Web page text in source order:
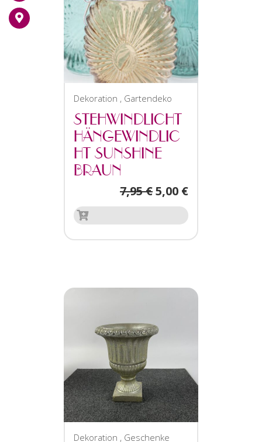
Dekoration , Gartendeko
STEHWINDLICHT
HÄNGEWINDLIC
HT SUNSHINE
BRAUN
7,95€5,00 €
Dekoration , Geschenke